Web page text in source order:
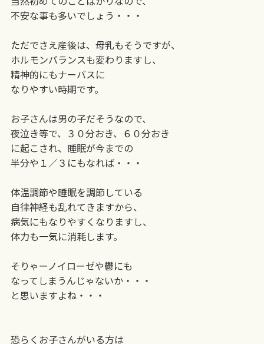
不安な事も多いでしょう・・・
ただでさえ産後は、母乳もそうですが、
ホルモンバランスも変わりますし、
精神的にもナーバスに
なりやすい時期です。
お子さんは男の子だそうなので、
夜泣き等で、３０分おき、６０分おき
に起こされ、睡眠が今までの
半分や１／３にもなれば・・・
体温調節や睡眠を調節している
自律神経も乱れてきますから、
病気にもなりやすくなりますし、
体力も一気に消耗します。
そりゃーノイローゼや鬱にも
なってしまうんじゃないか・・・
と思いますよね・・・
恐らくお子さんがいる方は